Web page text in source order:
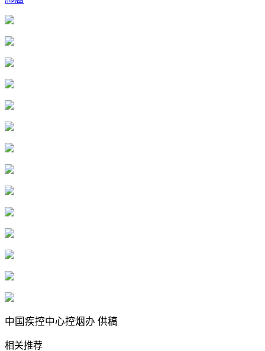
中国疾控中心控烟办 供稿
相关推荐